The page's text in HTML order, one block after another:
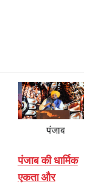
पंजाब
पंजाब की धार्मिक
एकता और